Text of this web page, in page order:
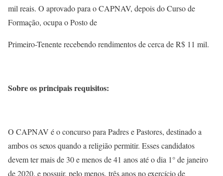
mil reais. O aprovado para o CAPNAV, depois do Curso de
Formação, ocupa o Posto de
Primeiro-Tenente recebendo rendimentos de cerca de R$ 11 mil.
Sobre os principais requisitos:
O CAPNAV é o concurso para Padres e Pastores, destinado a
ambos os sexos quando a religião permitir. Esses candidatos
devem ter mais de 30 e menos de 41 anos até o dia 1° de janeiro
de 2020, e possuir, pelo menos, três anos no exercício de